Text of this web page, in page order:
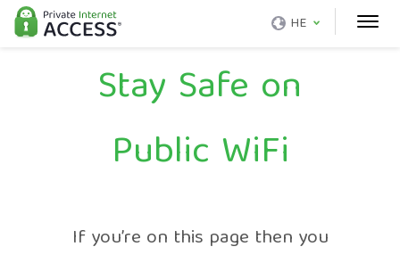
HE
Stay Safe on
Public WiFi
If you’re on this page then you